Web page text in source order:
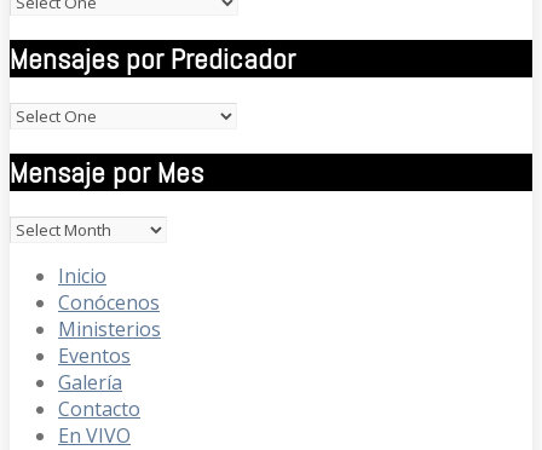
Mensajes por Predicador
Mensaje por Mes
Inicio
Conócenos
Ministerios
Eventos
Galería
Contacto
En VIVO